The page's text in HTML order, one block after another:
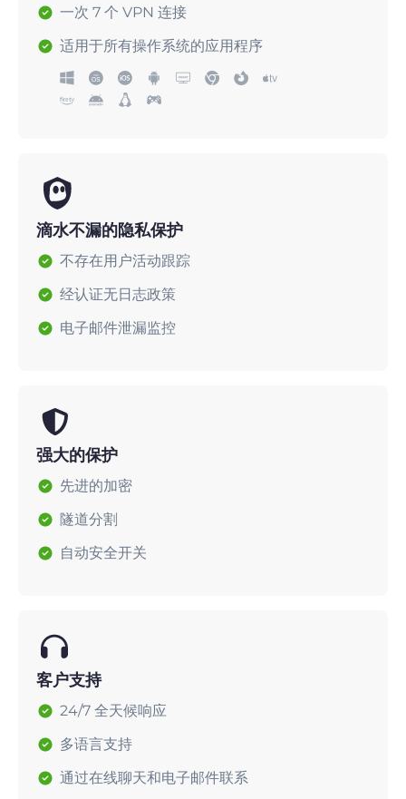
一次 7 个 VPN 连接
适用于所有操作系统的应用程序
滴水不漏的隐私保护
不存在用户活动跟踪
经认证无日志政策
电子邮件泄漏监控
强大的保护
先进的加密
隧道分割
自动安全开关
客户支持
24/7 全天候响应
多语言支持
通过在线聊天和电子邮件联系